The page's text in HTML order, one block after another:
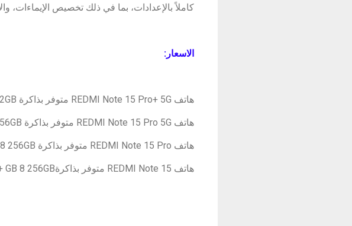
كاملاً بالإعدادات، بما في ذلك تخصيص الإيماءات،
الاسعار :
هاتف REDMI Note 15 Pro+ 5G متوفر بذاكرة GB12 512GB + بسعر 580,000 دينار عراقي
هاتف REDMI Note 15 Pro 5G متوفر بذاكرة GB12 256GB + بسعر 418,000 دينار عراقي
هاتف REDMI Note 15 Pro متوفر بذاكرة GB8 256GB + بسعر 356,000 دينار عراقي
هاتف REDMI Note 15 متوفر بذاكرةGB 8 256GB + بسعر 282,000 دينار عراقي